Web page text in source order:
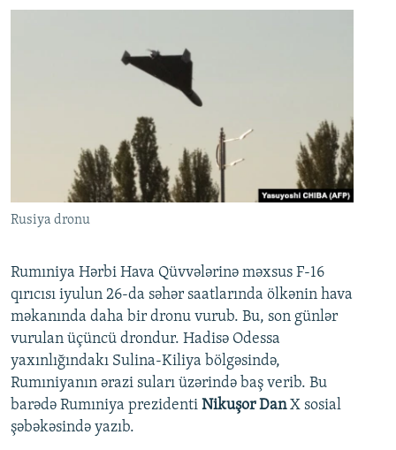
Rusiya dronu
Rumıniya Hərbi Hava Qüvvələrinə məxsus F-16
qırıcısı iyulun 26-da səhər saatlarında ölkənin hava
məkanında daha bir dronu vurub. Bu, son günlər
vurulan üçüncü drondur. Hadisə Odessa
yaxınlığındakı Sulina-Kiliya bölgəsində,
Rumıniyanın ərazi suları üzərində baş verib. Bu
barədə Rumıniya prezidenti Nikuşor DanX sosial
şəbəkəsində yazıb.